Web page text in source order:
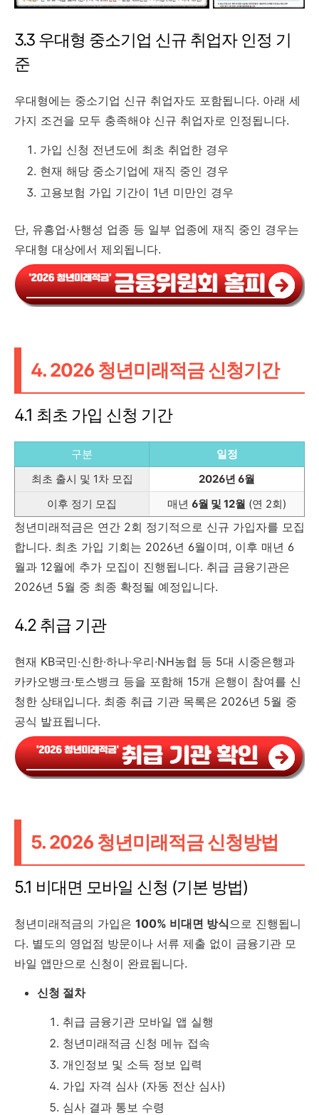
3.3 우대형 중소기업 신규 취업자 인정 기
준
우대형에는 중소기업 신규 취업자도 포함됩니다. 아래 세
가지 조건을 모두 충족해야 신규 취업자로 인정됩니다.
가입 신청 전년도에 최초 취업한 경우
현재 해당 중소기업에 재직 중인 경우
고용보험 가입 기간이 1년 미만인 경우
단, 유흥업·사행성 업종 등 일부 업종에 재직 중인 경우는
우대형 대상에서 제외됩니다.
4. 2026 청년미래적금 신청기간
4.1 최초 가입 신청 기간
구분
일정
최초 출시 및 1차 모집
2026년 6월
이후 정기 모집
매년 6월 및 12월 (연 2회)
청년미래적금은 연간 2회 정기적으로 신규 가입자를 모집
합니다. 최초 가입 기회는 2026년 6월이며, 이후 매년 6
월과 12월에 추가 모집이 진행됩니다. 취급 금융기관은
2026년 5월 중 최종 확정될 예정입니다.
4.2 취급 기관
현재 KB국민·신한·하나·우리·NH농협 등 5대 시중은행과
카카오뱅크·토스뱅크 등을 포함해 15개 은행이 참여를 신
청한 상태입니다. 최종 취급 기관 목록은 2026년 5월 중
공식 발표됩니다.
5. 2026 청년미래적금 신청방법
5.1 비대면 모바일 신청 (기본 방법)
청년미래적금의 가입은 100% 비대면 방식으로 진행됩니
다. 별도의 영업점 방문이나 서류 제출 없이 금융기관 모
바일 앱만으로 신청이 완료됩니다.
신청 절차
취급 금융기관 모바일 앱 실행
청년미래적금 신청 메뉴 접속
개인정보 및 소득 정보 입력
가입 자격 심사 (자동 전산 심사)
심사 결과 통보 수령